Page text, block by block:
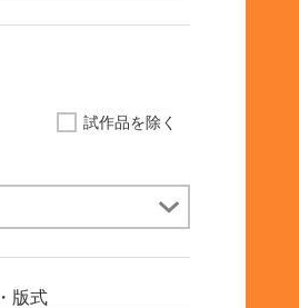
試作品を除く
版式